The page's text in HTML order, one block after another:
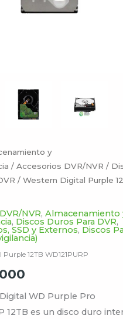
y
/Accesorios DVR/NVR /
/ Western Digital Purple
NVR,Almacenamiento
, Discos Duros Para DVR,
SSD y Externos, Discos
12TB WD121PURP
WD Purple Pro
12TB es un disco duro